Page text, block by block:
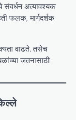
संवर्धन अत्यावश्यक
फलक, मार्गदर्शक
वाढते. तसेच
जतनासाठी